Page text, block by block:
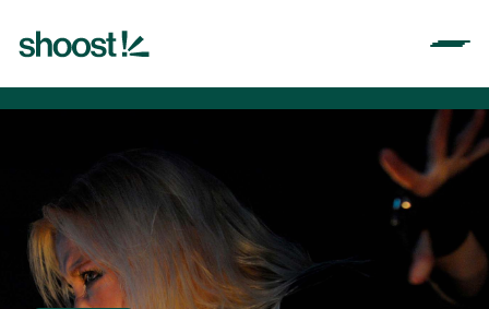
contenu